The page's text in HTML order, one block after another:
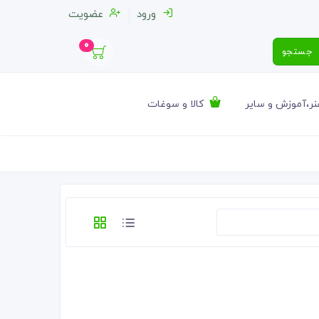
ورود عضویت
جستجو 0
و سایر کالا و سوغات